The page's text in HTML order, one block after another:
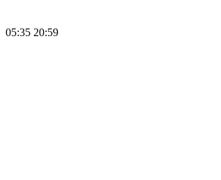
05:35 20:59